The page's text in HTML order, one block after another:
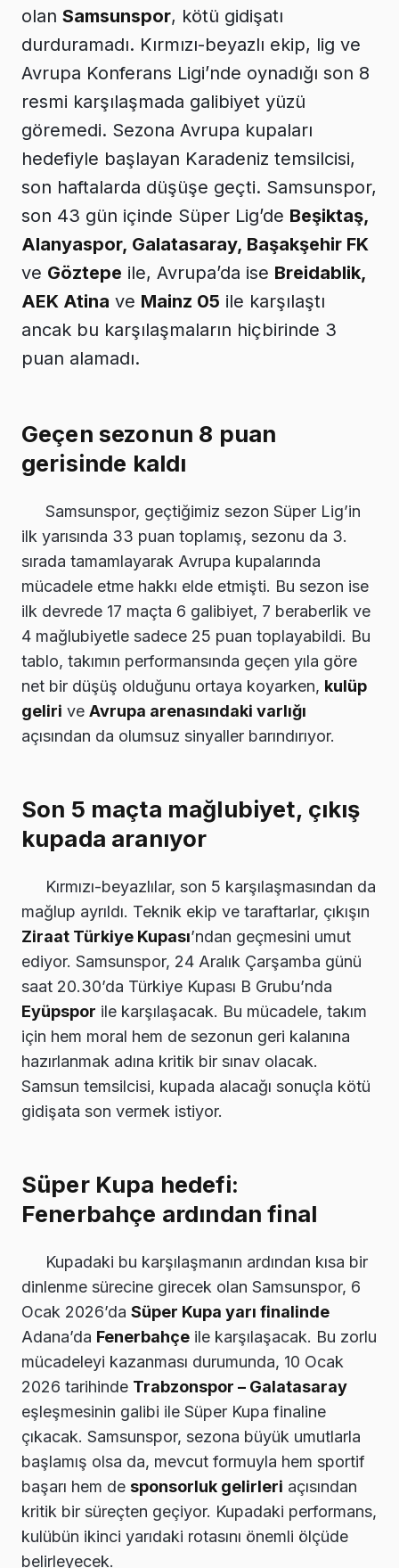
olan Samsunspor, kötü gidişatı
durduramadı. Kırmızı-beyazlı ekip, lig ve
Avrupa Konferans Ligi’nde oynadığı son 8
resmi karşılaşmada galibiyet yüzü
göremedi. Sezona Avrupa kupaları
hedefiyle başlayan Karadeniz temsilcisi,
son haftalarda düşüşe geçti. Samsunspor,
son 43 gün içinde Süper Lig’de Beşiktaş,
Alanyaspor, Galatasaray, Başakşehir FK
ve Göztepe ile, Avrupa’da ise Breidablik,
AEK Atina ve Mainz 05 ile karşılaştı
ancak bu karşılaşmaların hiçbirinde 3
puan alamadı.
Geçen sezonun 8 puan
gerisinde kaldı
Samsunspor, geçtiğimiz sezon Süper Lig’in
ilk yarısında 33 puan toplamış, sezonu da 3.
sırada tamamlayarak Avrupa kupalarında
mücadele etme hakkı elde etmişti. Bu sezon ise
ilk devrede 17 maçta 6 galibiyet, 7 beraberlik ve
4 mağlubiyetle sadece 25 puan toplayabildi. Bu
tablo, takımın performansında geçen yıla göre
net bir düşüş olduğunu ortaya koyarken, kulüp
geliri ve Avrupa arenasındaki varlığı
açısından da olumsuz sinyaller barındırıyor.
Son 5 maçta mağlubiyet, çıkış
kupada aranıyor
Kırmızı-beyazlılar, son 5 karşılaşmasından da
mağlup ayrıldı. Teknik ekip ve taraftarlar, çıkışın
Ziraat Türkiye Kupası’ndan geçmesini umut
ediyor. Samsunspor, 24 Aralık Çarşamba günü
saat 20.30’da Türkiye Kupası B Grubu’nda
Eyüpspor ile karşılaşacak. Bu mücadele, takım
için hem moral hem de sezonun geri kalanına
hazırlanmak adına kritik bir sınav olacak.
Samsun temsilcisi, kupada alacağı sonuçla kötü
gidişata son vermek istiyor.
Süper Kupa hedefi:
Fenerbahçe ardından final
Kupadaki bu karşılaşmanın ardından kısa bir
dinlenme sürecine girecek olan Samsunspor, 6
Ocak 2026’da Süper Kupa yarı finalinde
Adana’da Fenerbahçe ile karşılaşacak. Bu zorlu
mücadeleyi kazanması durumunda, 10 Ocak
2026 tarihinde Trabzonspor – Galatasaray
eşleşmesinin galibi ile Süper Kupa finaline
çıkacak. Samsunspor, sezona büyük umutlarla
başlamış olsa da, mevcut formuyla hem sportif
başarı hem de sponsorluk gelirleri açısından
kritik bir süreçten geçiyor. Kupadaki performans,
kulübün ikinci yarıdaki rotasını önemli ölçüde
belirleyecek.